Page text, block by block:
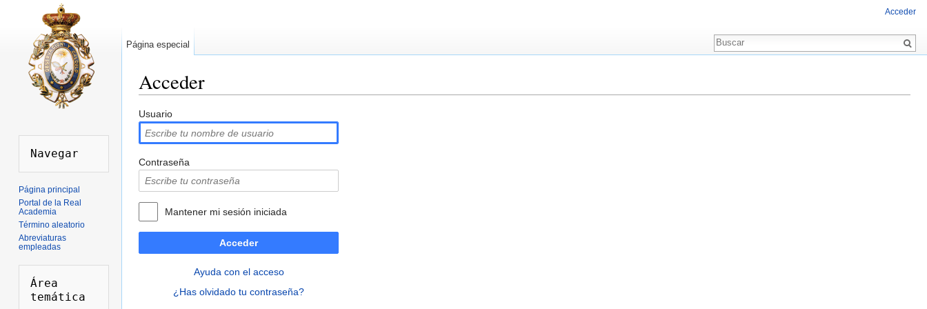
Acceder
Usuario
Contraseña
Mantener mi sesión iniciada
Acceder
Ayuda con el acceso
¿Has olvidado tu contraseña?
Acceder
Página especial
Página principal
Portal de la Real
Academia
Término aleatorio
Abreviaturas
empleadas
Área